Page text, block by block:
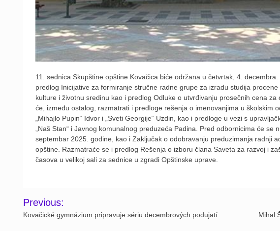
11. sednica Skupštine opštine Kovačica biće održana u četvrtak, 4.
predlog Inicijative za formiranje stručne radne grupe za izradu studija
kulture i životnu sredinu kao i predlog Odluke o utvrđivanju prosečnih cena
će, između ostalog, razmatrati i predloge rešenja o imenovanjima u školskim
„Mihajlo Pupin“ Idvor i „Sveti Georgije“ Uzdin, kao i predloge u vezi s
„Naš Stan“ i Javnog komunalnog preduzeća Padina. Pred odbornicima će
septembar 2025. godine, kao i Zaključak o odobravanju preduzimanja radnji
opštine. Razmatraće se i predlog Rešenja o izboru člana Saveta za razvoj i
časova u velikoj sali za sednice u zgradi Opštinske uprave.
Post
navigation
Previous:
Kovačické gymnázium pripravuje sériu decembrových podujatí Mihal